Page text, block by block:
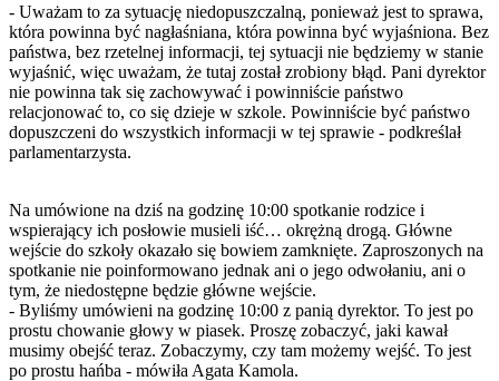
- Uważam to za sytuację niedopuszczalną, ponieważ jest to sprawa,
która powinna być nagłaśniana, która powinna być wyjaśniona. Bez
państwa, bez rzetelnej informacji, tej sytuacji nie będziemy w stanie
wyjaśnić, więc uważam, że tutaj został zrobiony błąd. Pani dyrektor
nie powinna tak się zachowywać i powinniście państwo
relacjonować to, co się dzieje w szkole. Powinniście być państwo
dopuszczeni do wszystkich informacji w tej sprawie - podkreślał
parlamentarzysta.
Na umówione na dziś na godzinę 10:00 spotkanie rodzice i
wspierający ich posłowie musieli iść… okrężną drogą. Główne
wejście do szkoły okazało się bowiem zamknięte. Zaproszonych na
spotkanie nie poinformowano jednak ani o jego odwołaniu, ani o
tym, że niedostępne będzie główne wejście.
- Byliśmy umówieni na godzinę 10:00 z panią dyrektor. To jest po
prostu chowanie głowy w piasek. Proszę zobaczyć, jaki kawał
musimy obejść teraz. Zobaczymy, czy tam możemy wejść. To jest
po prostu hańba - mówiła Agata Kamola.